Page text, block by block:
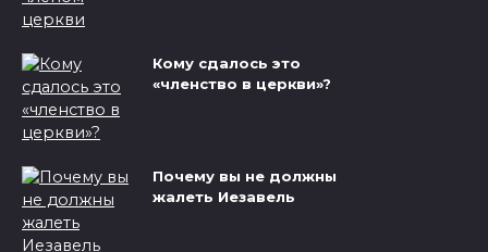
Кому сдалось это
«членство в церкви»?
Почему вы не должны
жалеть Иезавель